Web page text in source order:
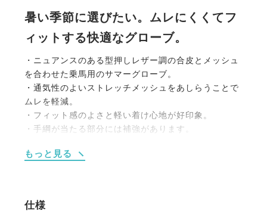
暑い季節に選びたい。ムレにくくてフ
ィットする快適なグローブ。
・ニュアンスのある型押しレザー調の合皮とメッシュ
を合わせた乗馬用のサマーグローブ。
・通気性のよいストレッチメッシュをあしらうことで
ムレを軽減。
・フィット感のよさと軽い着け心地が好印象。
・手綱が当たる部分には補強があります。
す。
もっと見る
仕様